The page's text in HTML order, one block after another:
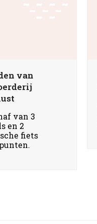
van
van 3
en 2
fiets